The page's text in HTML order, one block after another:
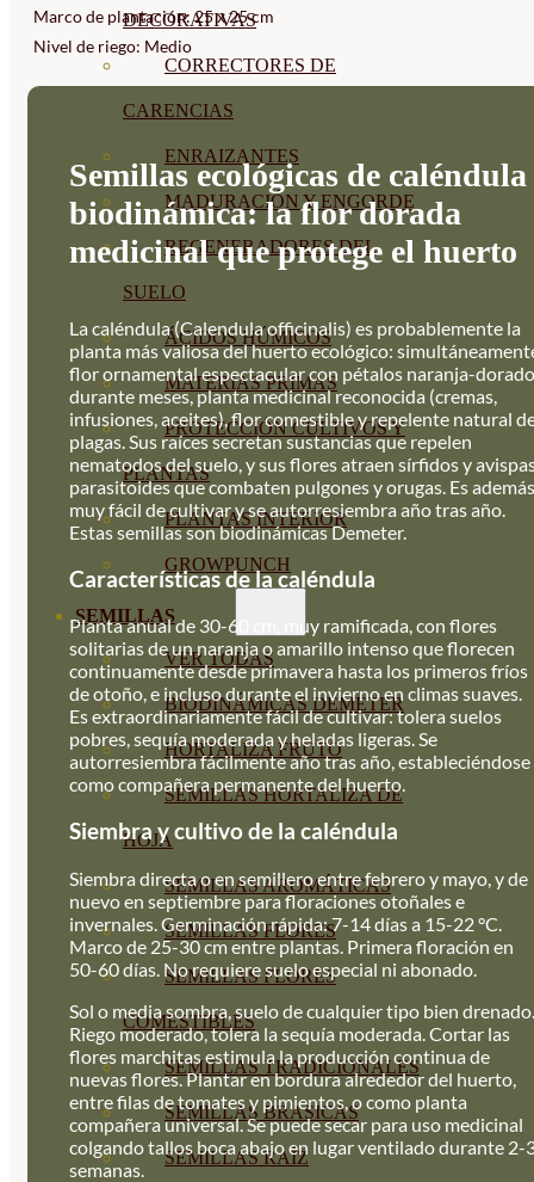
DECORATIVAS
CORRECTORES DE
CARENCIAS
ENRAIZANTES
MADURACIÓN Y ENGORDE
REGENERADORES DEL
SUELO
ÁCIDOS HÚMICOS
MATERIAS PRIMAS
PROTECCIÓN CULTIVOS Y
PLANTAS
PLANTAS INTERIOR
GROWPUNCH
SEMILLAS
VER TODAS
BIODINÁMICAS DEMETER
HORTALIZA FRUTO
SEMILLAS HORTALIZA DE
HOJA
SEMILLAS AROMÁTICAS
SEMILLAS FLORES
SEMILLAS FLORES
COMESTIBLES
SEMILLAS TRADICIONALES
SEMILLAS BRASICAS
SEMILLAS RAÍZ
Marco de plantación: 25 x 25 cm
Nivel de riego: Medio
Semillas ecológicas de caléndula
biodinámica: la flor dorada
medicinal que protege el huerto
La caléndula (Calendula officinalis) es probablemente la
planta más valiosa del huerto ecológico:
flor ornamental espectacular con pétalos naranja-
durante meses, planta medicinal reconocida (cremas,
infusiones, aceites), flor comestible y repelente natural
plagas. Sus raíces secretan sustancias que repelen
nematodos del suelo, y sus flores atraen sírfidos y
parasitoides que combaten pulgones y orugas. Es además
muy fácil de cultivar y se autorresiembra año tras año.
Estas semillas son biodinámicas Demeter.
Características de la caléndula
Planta anual de 30-60 cm, muy ramificada, con flores
solitarias de un naranja o amarillo intenso que florecen
continuamente desde primavera hasta los primeros fríos
de otoño, e incluso durante el invierno en climas suaves.
Es extraordinariamente fácil de cultivar: tolera suelos
pobres, sequía moderada y heladas ligeras. Se
autorresiembra fácilmente año tras año, estableciéndose
como compañera permanente del huerto.
Siembra y cultivo de la caléndula
Siembra directa o en semillero entre febrero y mayo, y de
nuevo en septiembre para floraciones otoñales e
invernales. Germinación rápida: 7-14 días a 15-22 °C.
Marco de 25-30 cm entre plantas. Primera floración en
50-60 días. No requiere suelo especial ni abonado.
Sol o media sombra, suelo de cualquier tipo bien drenado.
Riego moderado, tolera la sequía moderada. Cortar las
flores marchitas estimula la producción continua de
nuevas flores. Plantar en bordura alrededor del huerto,
entre filas de tomates y pimientos, o como planta
compañera universal. Se puede secar para uso medicinal
colgando tallos boca abajo en lugar ventilado durante 2-
semanas.